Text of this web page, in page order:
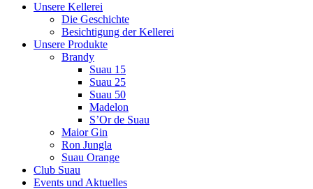
Unsere Kellerei
Die Geschichte
Besichtigung der Kellerei
Unsere Produkte
Brandy
Suau 15
Suau 25
Suau 50
Madelon
S’Or de Suau
Maior Gin
Ron Jungla
Suau Orange
Club Suau
Events und Aktuelles